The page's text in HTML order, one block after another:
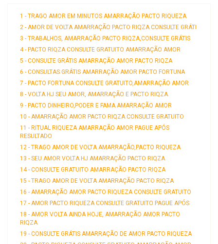
1 - TRAGO AMOR EM MINUTOS AMARRAÇÃO PACTO RIQUEZA
2 - AMOR DE VOLTA AMARRAÇÃO PACTO RIQZA CONSULTE GRÁTI
3 - TRABALHOS, AMARRAÇÃO PACTO RIQZA,CONSULTE GRÁTIS
4 - PACTO RIQZA CONSULTE GRATUITO AMARRAÇÃO AMOR
5 - CONSULTE GRÁTIS AMARRAÇÃO AMOR PACTO RIQZA
6 - CONSULTAS GRÁTIS AMARRAÇÃO AMOR PACTO FORTUNA
7 - PACTO FORTUNA CONSULTE GRATUITO,AMARRAÇÃO AMOR
8 - VOLTA HJ SEU AMOR, AMARRAÇÃO E PACTO RIQZA
9 - PACTO DINHEIRO,PODER E FAMA AMARRAÇÃO AMOR
10 - AMARRAÇÃO AMOR PACTO RIQZA CONSULTE GRATUITO
11 - RITUAL RIQUEZA AMARRAÇÃO AMOR PAGUE APÓS
RESULTADO
12 - TRAGO AMOR DE VOLTA AMARRAÇÃO,PACTO RIQUEZA
13 - SEU AMOR VOLTA HJ AMARRAÇÃO PACTO RIQZA
14 - CONSULTE GRATUITO AMARRAÇÃO PACTO RIQZA
15 - TRAGO AMOR DE VOLTA AMARRAÇÃO PACTO RIQZA
16 - AMARRAÇÃO AMOR PACTO RIQUEZA CONSULTE GRATUITO
17 - AMOR PACTO RIQUEZA CONSULTE GRATUITO PAGUE APÓS
18 - AMOR VOLTA AINDA HOJE, AMARRAÇÃO AMOR PACTO
RIQZA
19 - CONSULTE GRÁTIS AMARRAÇÃO DE AMOR PACTO RIQUEZA